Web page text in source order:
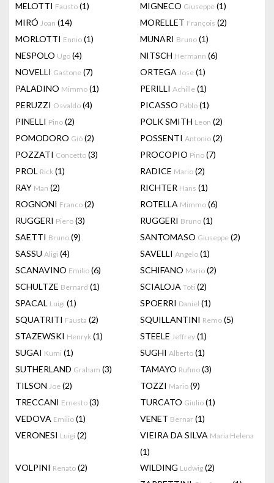
MELOTTI Fausto (1) MIGNECO Giuseppe (1)
MIRÓ Joan (14) MORELLET François (2)
MORLOTTI Ennio (1) MUNARI Bruno (1)
NESPOLO Ugo (4) NITSCH Hermann (6)
NOVELLI Gastone (7) ORTEGA Jose (1)
PALADINO Mimmo (1) PERILLI Achille (1)
PERUZZI Osvaldo (4) PICASSO Pablo (1)
PINELLI Pino (2) POLK SMITH Leon (2)
POMODORO Giò (2) POSSENTI Antonio (2)
POZZATI Concetto (3) PROCOPIO Pino (7)
PROL Rick (1) RADICE Mario (2)
RAY Man (2) RICHTER Hans (1)
ROGNONI Franco (2) ROTELLA Mimmo (6)
RUGGERI Piero (3) RUGGERI Bruno (1)
SAETTI Bruno (9) SANTOMASO Giuseppe (2)
SASSU Aligi (4) SAVELLI Angelo (1)
SCANAVINO Emilio (6) SCHIFANO Mario (2)
SCHULTZE Bernard (1) SCIALOJA Toti (2)
SPACAL Luigi (1) SPOERRI Daniel (1)
SQUATRITI Fausta (2) SQUILLANTINI Remo (5)
STAZEWSKI Henryk (1) STEELE Jeffrey (1)
SUGAI Kumi (1) SUGHI Alberto (1)
SUTHERLAND Graham (3) TAMAYO Rufino (3)
TILSON Joe (2) TOZZI Mario (9)
TRECCANI Ernesto (3) TURCATO Giulio (1)
VEDOVA Emilio (1) VENET Bernar (1)
VERONESI Luigi (2) VIEIRA DA SILVA Maria Helena
(1)
VOLPINI Renato (2) WILDING Ludwig (2)